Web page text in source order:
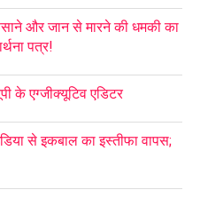
और जान से मारने की धमकी का
पत्र!
के एग्जीक्यूटिव एडिटर
से इकबाल का इस्तीफा वापस;